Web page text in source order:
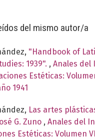
del mismo autor/a
"Handbook of
1939". , Anales del
Estéticas:
1941
Las artes
G. Zuno , Anales del
Estéticas: Volumen